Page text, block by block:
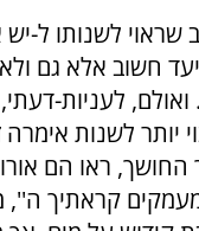
שראוי לשנותו ל-
חשוב אלא גם
לעניות-
יותר לשנות
החושך, ראו הם
קראתיך ה'',